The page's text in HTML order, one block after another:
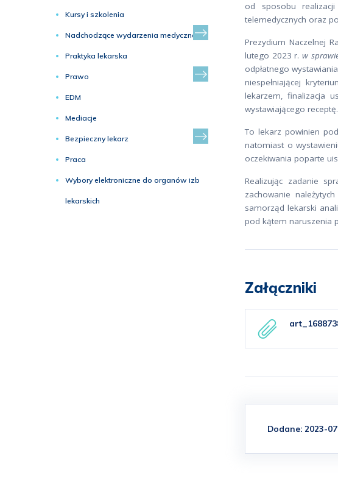
Kursy i szkolenia
Nadchodzące wydarzenia medyczne
Praktyka lekarska
Prawo
EDM
Mediacje
Bezpieczny lekarz
Praca
Wybory elektroniczne do organów izb
lekarskich
od sposobu
telemedycznych oraz
Prezydium Naczelnej
lutego 2023 r. w
odpłatnego
niespełniającej
lekarzem, finalizacja
wystawiającego receptę.
To lekarz powinien
natomiast o
oczekiwania poparte
Realizując zadanie
zachowanie
samorząd lekarski
pod kątem naruszenia
Załączniki
Dodane: 2023-